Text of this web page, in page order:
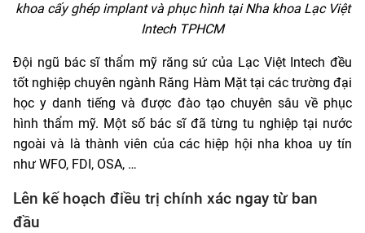
khoa cấy ghép implant và phục hình tại Nha khoa Lạc Việt
Intech TPHCM
Đội ngũ bác sĩ thẩm mỹ răng sứ của Lạc Việt Intech đều
tốt nghiệp chuyên ngành Răng Hàm Mặt tại các trường đại
học y danh tiếng và được đào tạo chuyên sâu về phục
hình thẩm mỹ. Một số bác sĩ đã từng tu nghiệp tại nước
ngoài và là thành viên của các hiệp hội nha khoa uy tín
như WFO, FDI, OSA, …
Lên kế hoạch điều trị chính xác ngay từ ban
đầu